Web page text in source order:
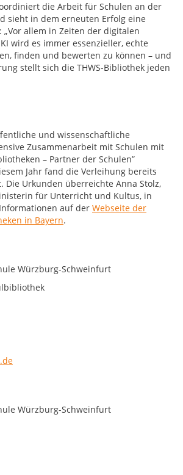
die Arbeit für Schulen an der
sieht in dem erneuten Erfolg eine
„Vor allem in Zeiten der digitalen
wird es immer essenzieller, echte
finden und bewerten zu können – und
stellt sich die THWS-Bibliothek jeden
und wissenschaftliche
Zusammenarbeit mit Schulen mit
– Partner der Schulen”
Jahr fand die Verleihung bereits
Die Urkunden überreichte Anna Stolz,
für Unterricht und Kultus, in
auf der Webseite der
in Bayern.
Würzburg-Schweinfurt
Würzburg-Schweinfurt